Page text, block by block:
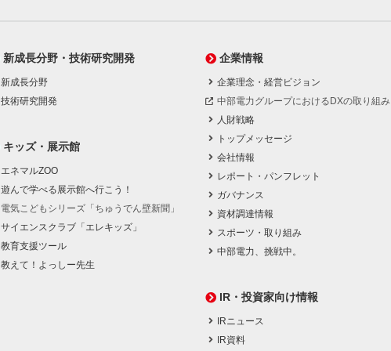
新成長分野・技術研究開発
新成長分野
技術研究開発
キッズ・展示館
エネマルZOO
遊んで学べる展示館へ行こう！
電気こどもシリーズ「ちゅうでん壁新聞」
サイエンスクラブ「エレキッズ」
教育支援ツール
教えて！よっしー先生
企業情報
企業理念・経営ビジョン
中部電力グループにおけるDXの取り組み
人財戦略
トップメッセージ
会社情報
レポート・パンフレット
ガバナンス
資材調達情報
スポーツ・取り組み
中部電力、挑戦中。
IR・投資家向け情報
IRニュース
IR資料